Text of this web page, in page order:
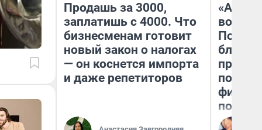
Продашь за 3000,
заплатишь с 4000. Что
бизнесменам готовит
новый закон о налогах
— он коснется импорта
и даже репетиторов
вот